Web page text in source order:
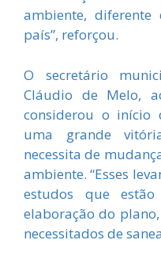
ambiente,
país”, reforçou.
O secretário
Cláudio de Melo,
considerou o início
uma grande
necessita de
ambiente. “Esses
estudos que
elaboração do
necessitados de